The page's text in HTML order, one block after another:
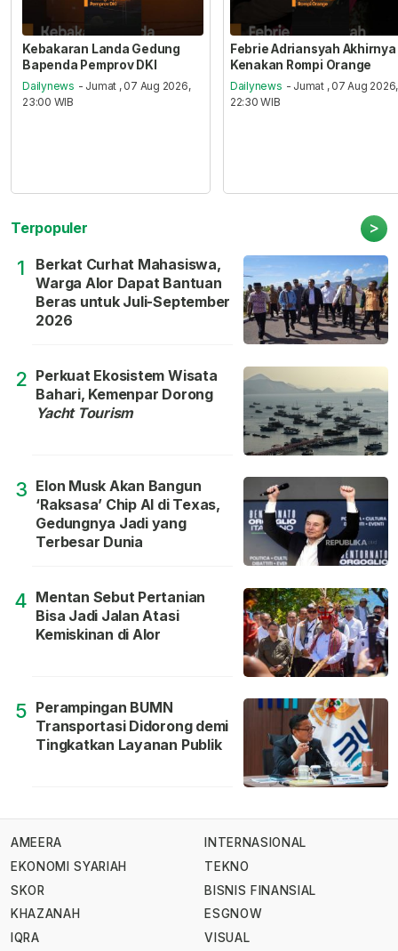
Kebakaran Landa Gedung
Bapenda Pemprov DKI
Dailynews - Jumat , 07 Aug 2026,
23:00 WIB
Febrie Adriansyah Akhirnya
Kenakan Rompi Orange
Dailynews - Jumat , 07 Aug 2026,
22:30 WIB
Terpopuler >
1
Berkat Curhat Mahasiswa,
Warga Alor Dapat Bantuan
Beras untuk Juli-September
2026
2 Perkuat Ekosistem Wisata
Bahari, Kemenpar Dorong
Yacht Tourism
3 Elon Musk Akan Bangun
‘Raksasa’ Chip AI di Texas,
Gedungnya Jadi yang
Terbesar Dunia
4 Mentan Sebut Pertanian
Bisa Jadi Jalan Atasi
Kemiskinan di Alor
5 Perampingan BUMN
Transportasi Didorong demi
Tingkatkan Layanan Publik
AMEERA
EKONOMI SYARIAH
SKOR
KHAZANAH
IQRA
INTERNASIONAL
TEKNO
BISNIS FINANSIAL
ESGNOW
VISUAL